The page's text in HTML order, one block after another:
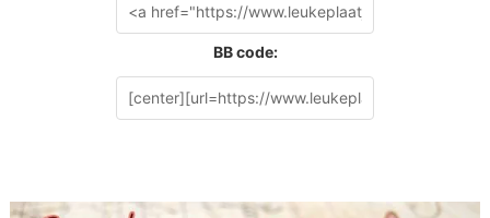
BB code: